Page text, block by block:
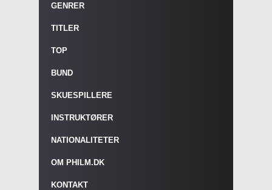
GENRER
TITLER
TOP
BUND
SKUESPILLERE
INSTRUKTØRER
NATIONALITETER
OM PHILM.DK
KONTAKT